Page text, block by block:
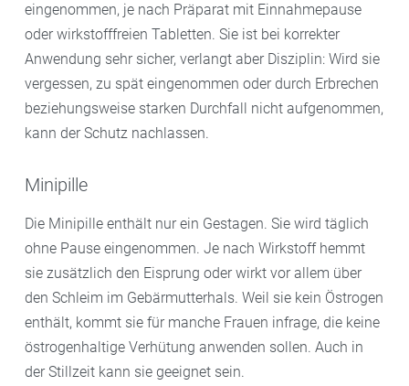
eingenommen, je nach Präparat mit Einnahmepause
oder wirkstofffreien Tabletten. Sie ist bei korrekter
Anwendung sehr sicher, verlangt aber Disziplin: Wird sie
vergessen, zu spät eingenommen oder durch Erbrechen
beziehungsweise starken Durchfall nicht aufgenommen,
kann der Schutz nachlassen.
Minipille
Die Minipille enthält nur ein Gestagen. Sie wird täglich
ohne Pause eingenommen. Je nach Wirkstoff hemmt
sie zusätzlich den Eisprung oder wirkt vor allem über
den Schleim im Gebärmutterhals. Weil sie kein Östrogen
enthält, kommt sie für manche Frauen infrage, die keine
östrogenhaltige Verhütung anwenden sollen. Auch in
der Stillzeit kann sie geeignet sein.